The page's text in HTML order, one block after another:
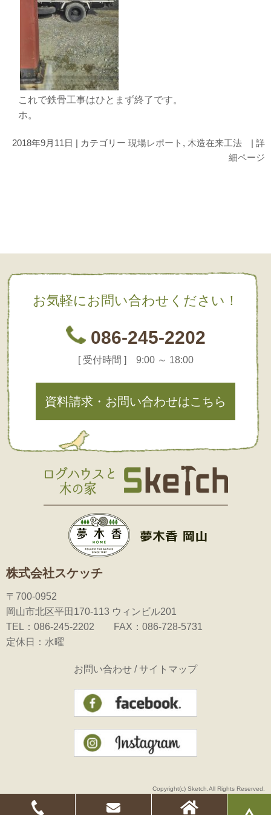
これで鉄骨工事はひとまず終了です。
ホ。
2018年9月11日 | カテゴリー 現場レポート , 木造在来工法 | 詳
細ページ
お気軽にお問い合わせください！
086-245-2202
[ 受付時間 ] 9:00 ～ 18:00
資料請求・お問い合わせはこちら
株式会社スケッチ
〒700-0952
岡山市北区平田170-113 ウィンビル201
TEL：086-245-2202 FAX：086-728-5731
定休日：水曜
お問い合わせ /サイトマップ
Copyright(c) Sketch.All Rights Reserved.